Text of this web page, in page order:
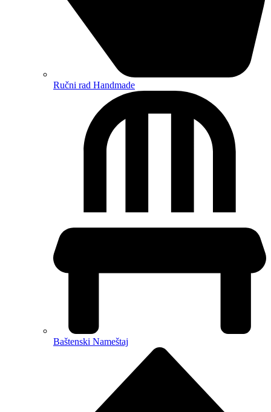
Ručni rad Handmade
Baštenski Nameštaj